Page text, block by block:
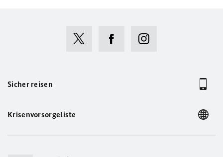
Sicher reisen
Krisenvorsorgeliste